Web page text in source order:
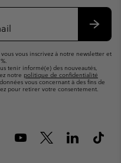
vous inscrivez à notre newsletter et
tenir informé(e) des nouveautés,
notre politique de confidentialité
vous concernant à des fins de
pour retirer votre consentement.